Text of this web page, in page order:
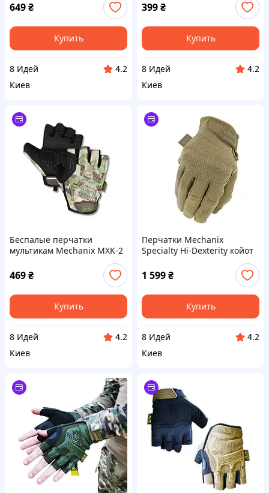
649₴
Купить
8 Идей
4.2
Киев
399₴
Купить
8 Идей
4.2
Киев
Беспалые перчатки
мультикам Mechanix MXK-2
469₴
Купить
8 Идей
4.2
Киев
Перчатки Mechanix
Specialty Hi-Dexterity койот
1 599₴
Купить
8 Идей
4.2
Киев